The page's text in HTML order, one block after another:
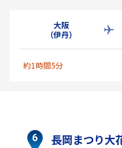
大阪
（伊丹）
約1時間5分
長岡まつり大